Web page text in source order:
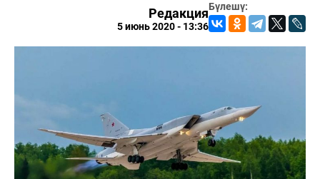
Бүлешү:
Редакция
5 июнь 2020 - 13:36